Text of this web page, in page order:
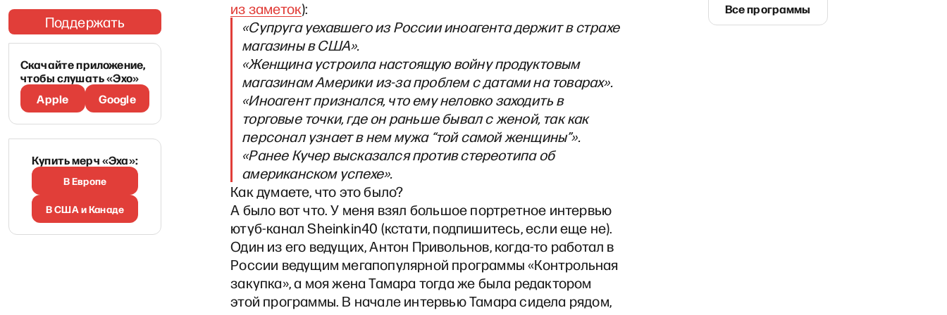
Поддержать
Скачайте приложение,
чтобы слушать «Эхо»
Apple
Google
Купить мерч «Эха»:
В Европе
В США и Канаде
из заметок):
«Супруга уехавшего из России иноагента держит в страхе
магазины в США».
«Женщина устроила настоящую войну продуктовым
магазинам Америки из-за проблем с датами на товарах».
«Иноагент признался, что ему неловко заходить в
торговые точки, где он раньше бывал с женой, так как
персонал узнает в нем мужа “той самой женщины”».
«Ранее Кучер высказался против стереотипа об
американском успехе».
Как думаете, что это было?
А было вот что. У меня взял большое портретное интервью
ютуб-канал Sheinkin40 (кстати, подпишитесь, если еще не).
Один из его ведущих, Антон Привольнов, когда-то работал в
России ведущим мегапопулярной программы «Контрольная
закупка», а моя жена Тамара тогда же была редактором
этой программы. В начале интервью Тамара сидела рядом,
Все программы